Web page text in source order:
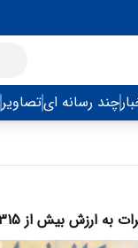
چند رسانه ایتصاویر
میلیون افغانی امضاء شد